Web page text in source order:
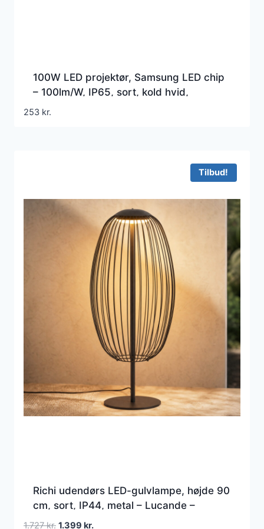
100W LED projektør, Samsung LED chip
– 100lm/W, IP65, sort, kold hvid,
udendørs
253 kr.
Tilbud!
Richi udendørs LED-gulvlampe, højde 90
cm, sort, IP44, metal – Lucande –
Moderne – Med én lyskilde
1.727kr. Den
1.399 kr.Den